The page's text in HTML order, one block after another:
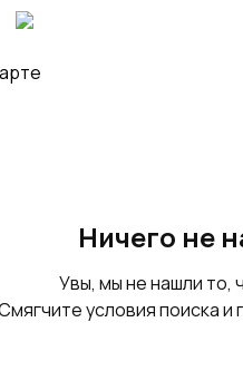
Ничего не
Увы, мы не нашли то,
условия поиска